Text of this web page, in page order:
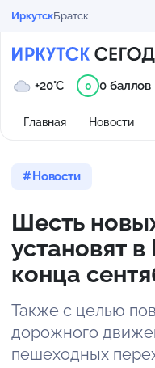
ИркутскБратск
Главная Новости
+20°C 0 0 баллов
Новости
Шесть
установят
конца
Также с целью
дорожного
пешеходных